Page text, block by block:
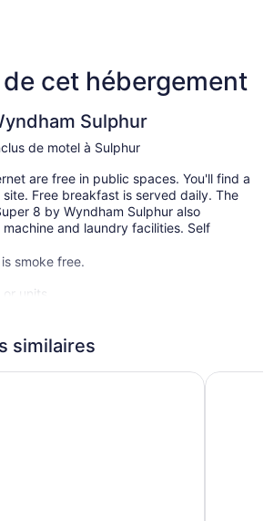
cet hébergement
Sulphur
de motel à Sulphur
are free in public spaces. You'll find a
Free breakfast is served daily. The
8 by Wyndham Sulphur also
and laundry facilities. Self
smoke free.
units
(free)
similaires
Hotel & Suites Pauls Valley by IHG
Days Inn